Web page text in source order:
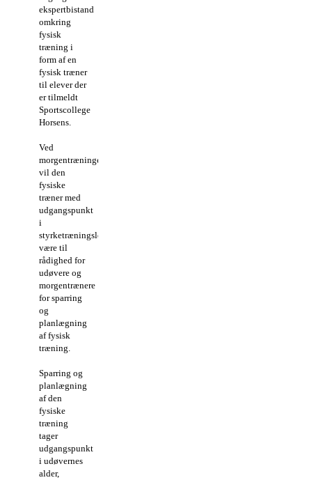
ekspertbistand
omkring
fysisk
træning i
form af en
fysisk træner
til elever der
er tilmeldt
Sportscollege
Horsens.
Ved
morgentræningen
vil den
fysiske
træner med
udgangspunkt
i
styrketræningslokalet,
være til
rådighed for
udøvere og
morgentrænere
for sparring
og
planlægning
af fysisk
træning.
Sparring og
planlægning
af den
fysiske
træning
tager
udgangspunkt
i udøvernes
alder,